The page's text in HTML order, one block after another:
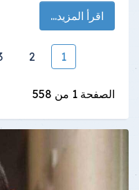
اقرأ المزيد...
1
2
الصفحة 1 من 558